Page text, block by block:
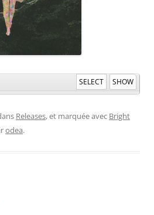
SELECT SHOW
Releases, et marquée avec Bright
odea.